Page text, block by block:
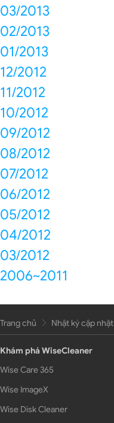
03/2013
02/2013
01/2013
12/2012
11/2012
10/2012
09/2012
08/2012
07/2012
06/2012
05/2012
04/2012
03/2012
2006~2011
Trang chủ Nhật ký cập nhật
Khám phá WiseCleaner
Wise Care 365
Wise ImageX
Wise Disk Cleaner